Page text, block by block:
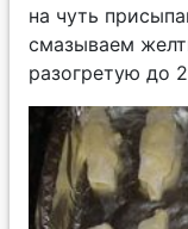
на чуть
смазываем
разогретую до